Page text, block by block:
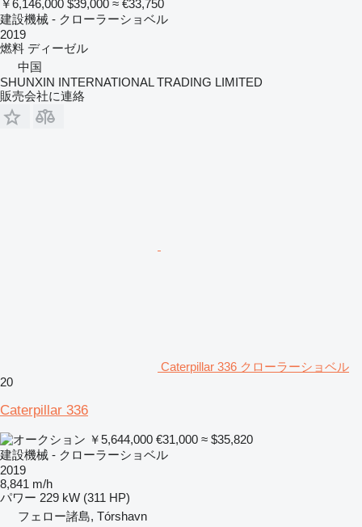
￥6,146,000 $39,000 ≈ €33,750
建設機械 - クローラーショベル
2019
燃料 ディーゼル
中国
SHUNXIN INTERNATIONAL TRADING LIMITED
販売会社に連絡
Caterpillar 336 クローラーショベル
20
Caterpillar 336
￥5,644,000 €31,000 ≈ $35,820
建設機械 - クローラーショベル
2019
8,841 m/h
パワー 229 kW (311 HP)
フェロー諸島, Tórshavn